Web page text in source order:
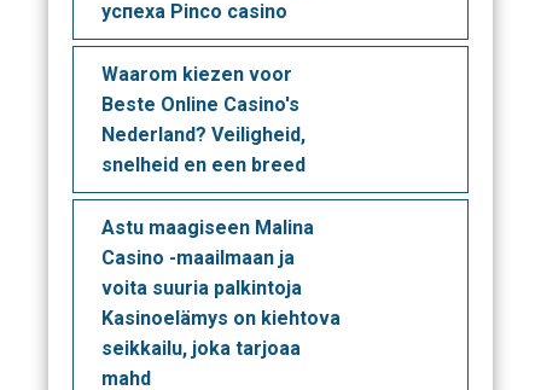
успеха Pinco casino
Waarom kiezen voor
Beste Online Casino's
Nederland? Veiligheid,
snelheid en een breed
Astu maagiseen Malina
Casino -maailmaan ja
voita suuria palkintoja
Kasinoelämys on kiehtova
seikkailu, joka tarjoaa
mahd